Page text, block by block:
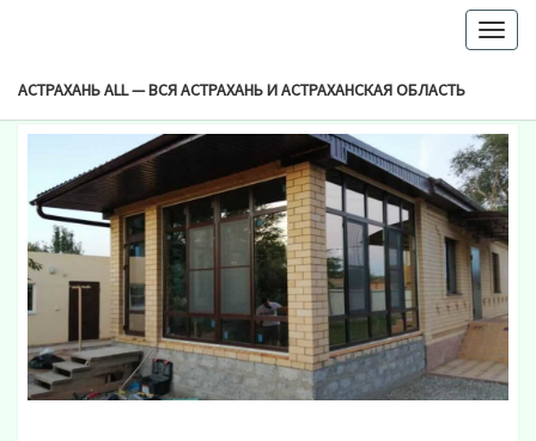
АСТРАХАНЬ ALL — ВСЯ АСТРАХАНЬ И АСТРАХАНСКАЯ ОБЛАСТЬ
Рубрика:Бизнес Обзор